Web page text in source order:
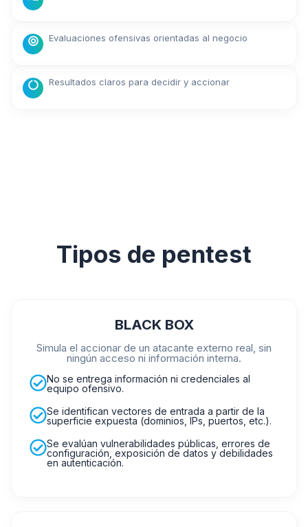
Evaluaciones ofensivas orientadas al negocio
Resultados claros para decidir y accionar
Tipos de pentest
BLACK BOX
Simula el accionar de un atacante externo real, sin
ningún acceso ni información interna.
No se entrega información ni credenciales al
equipo ofensivo.
Se identifican vectores de entrada a partir de la
superficie expuesta (dominios, IPs, puertos, etc.).
Se evalúan vulnerabilidades públicas, errores de
configuración, exposición de datos y debilidades
en autenticación.